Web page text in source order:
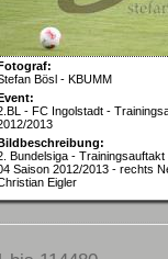
Bösl - KBUMM
- FC Ingolstadt -
2013
Bundelsiga -
Saison 2012/2013 - rechts
Eigler